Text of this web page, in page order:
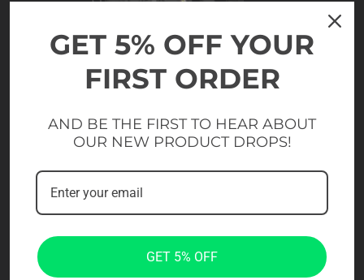
GET 5% OFF YOUR
FIRST ORDER
AND BE THE FIRST TO HEAR ABOUT
OUR NEW PRODUCT DROPS!
GET 5% OFF